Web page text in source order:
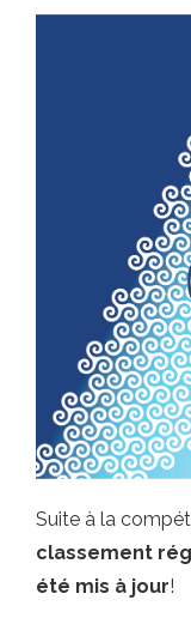
Suite à la
classement
été mis à jour!